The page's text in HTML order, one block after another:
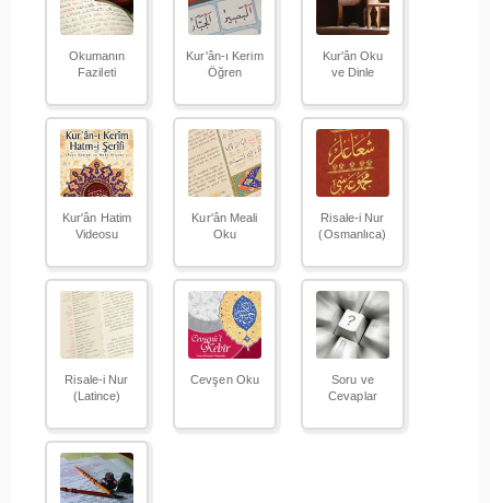
Okumanın
Fazileti
Kur'ân-ı Kerim
Öğren
Kur'ân Oku
ve Dinle
Kur'ân Hatim
Videosu
Kur'ân Meali
Oku
Risale-i Nur
(Osmanlıca)
Risale-i Nur
(Latince)
Cevşen Oku
Soru ve
Cevaplar